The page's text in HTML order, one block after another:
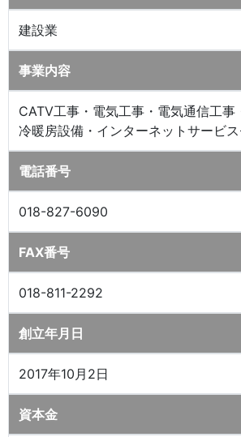
建設業
事業内容
CATV工事・電気工事・電気通信工事
冷暖房設備・インターネットサービ
電話番号
018-827-6090
FAX番号
018-811-2292
創立年月日
2017年10月2日
資本金